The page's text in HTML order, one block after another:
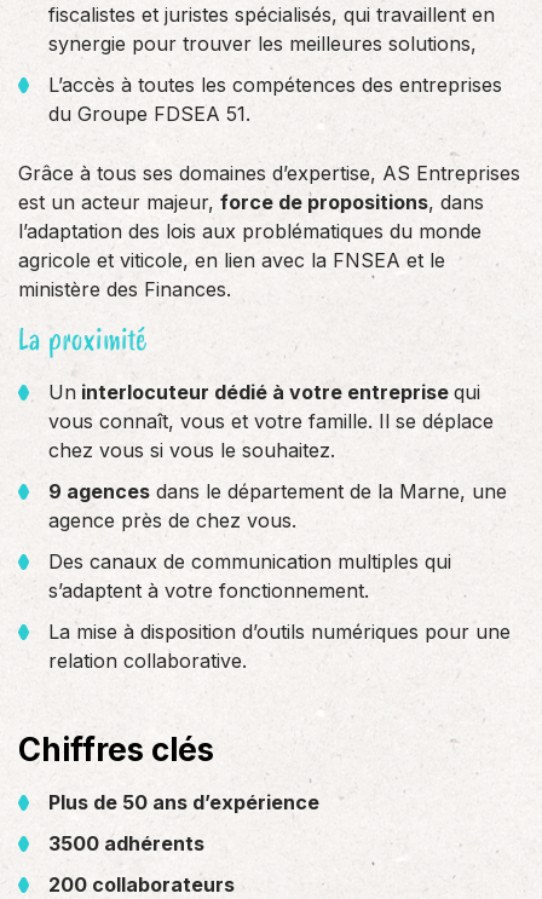
fiscalistes et juristes spécialisés, qui travaillent en
synergie pour trouver les meilleures solutions,
L’accès à toutes les compétences des entreprises
du Groupe FDSEA 51.
Grâce à tous ses domaines d’expertise, AS Entreprises
est un acteur majeur, force de propositions, dans
l’adaptation des lois aux problématiques du monde
agricole et viticole, en lien avec la FNSEA et le
ministère des Finances.
La proximité
Un interlocuteur dédié à votre entreprise qui
vous connaît, vous et votre famille. Il se déplace
chez vous si vous le souhaitez.
9 agences dans le département de la Marne, une
agence près de chez vous.
Des canaux de communication multiples qui
s’adaptent à votre fonctionnement.
La mise à disposition d’outils numériques pour une
relation collaborative.
Chiffres clés
Plus de 50 ans d’expérience
3500 adhérents
200 collaborateurs